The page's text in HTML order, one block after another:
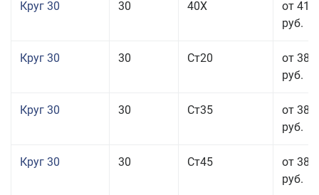
Круг 30 30 40Х
от 41
руб.
Круг 30 30 Ст20
от 38
руб.
Круг 30 30 Ст35
от 38
руб.
Круг 30 30 Ст45
от 38
руб.